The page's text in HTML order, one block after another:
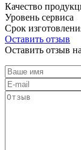
Качество
Уровень сервиса
Срок
Оставить отзыв
Оставить отзыв